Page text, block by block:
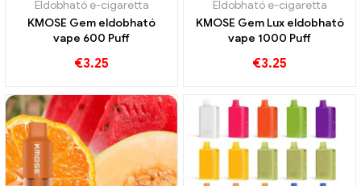
Eldobható e-cigaretta
KMOSE Gem eldobható
vape 600 Puff
€3.25
Eldobható e-cigaretta
KMOSE Gem Lux eldobható
vape 1000 Puff
€3.25